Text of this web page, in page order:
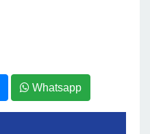
Whatsapp